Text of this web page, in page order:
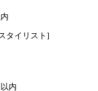
タイリスト]
内